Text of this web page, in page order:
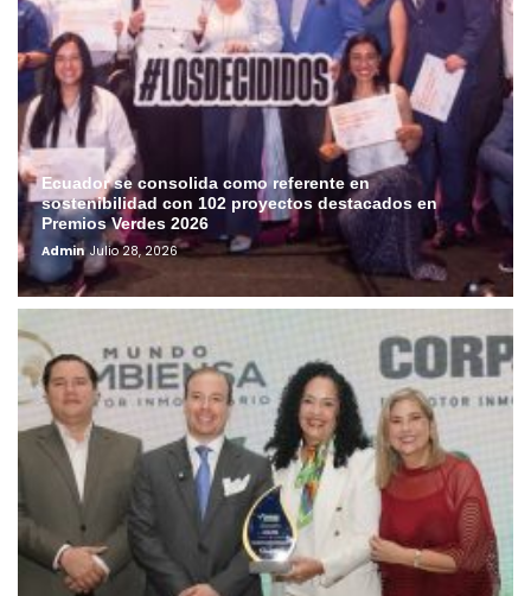
Ecuador se consolida como referente en
sostenibilidad con 102 proyectos destacados en
Premios Verdes 2026
Admin Julio 28, 2026